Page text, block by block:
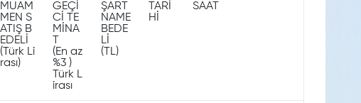
MUAM
MEN S
ATIŞ B
EDELİ
(Türk Li
rası)
GEÇİ
Cİ TE
MİNA
(En az
%3 )
Türk L
irası
ŞART
NAME
BEDE
Lİ
(TL)
TARİ
Hİ
SAAT